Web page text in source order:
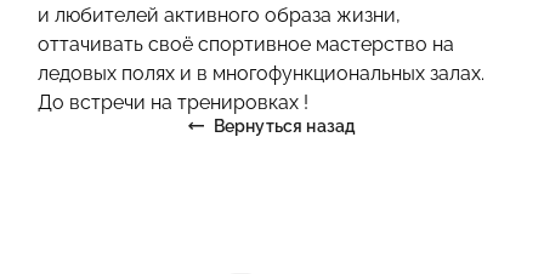
и любителей активного образа жизни,
оттачивать своё спортивное мастерство на
ледовых полях и в многофункциональных залах.
До встречи на тренировках !
Вернуться назад